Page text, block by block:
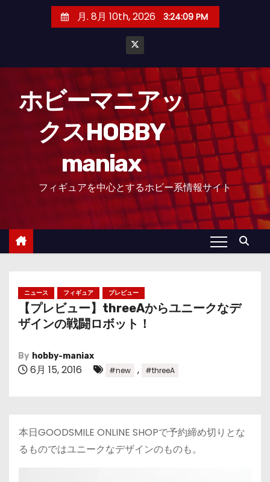
月. 8月 10th, 2026 3:24:10 PM
ホビーマニアッ
クスHOBBY
maniax
フィギュアを中心とするホビー系情報サイト
ニュース フィギュア プレビュー
【プレビュー】threeAからユニークなデ
ザインの戦闘ロボット！
By hobby-maniax
6月 15, 2016 #new , #threeA
本日GOODSMILE ONLINE SHOPで予約締め切りとな
るものではユニークなデザインのものも。